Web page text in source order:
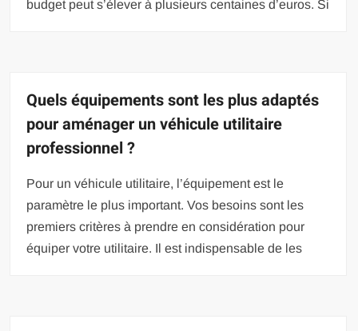
budget peut s’élever à plusieurs centaines d’euros. Si
Quels équipements sont les plus adaptés
pour aménager un véhicule utilitaire
professionnel ?
Pour un véhicule utilitaire, l’équipement est le
paramètre le plus important. Vos besoins sont les
premiers critères à prendre en considération pour
équiper votre utilitaire. Il est indispensable de les